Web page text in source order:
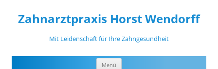
Zahnarztpraxis Horst Wendorff
Mit Leidenschaft für Ihre Zahngesundheit
Menü